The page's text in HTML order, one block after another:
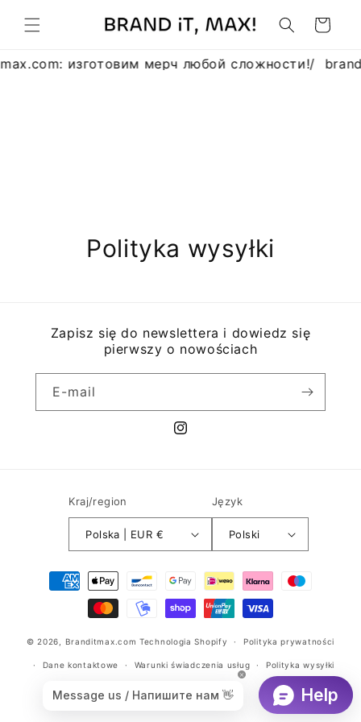
do
treści
Koszyk
изготовим мерч любой сложности!/
Polityka wysyłki
Zapisz się do newslettera i dowiedz się
pierwszy o nowościach
E-mail
Instagram
Kraj/region
Polska | EUR €
Język
Polski
Metody
płatności
© 2026, Branditmax.com Technologia Shopify Polityka prywatności
Dane kontaktowe Warunki świadczenia usług Polityka wysyłki
Polityka zwrotu kosztów